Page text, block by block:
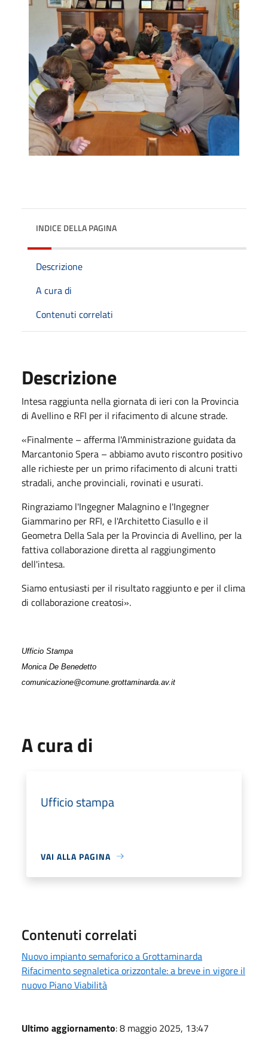
INDICE DELLA PAGINA
Descrizione
A cura di
Contenuti correlati
Descrizione
Intesa raggiunta nella giornata di ieri con la Provincia
di Avellino e RFI per il rifacimento di alcune strade.
«Finalmente – afferma l'Amministrazione guidata da
Marcantonio Spera – abbiamo avuto riscontro positivo
alle richieste per un primo rifacimento di alcuni tratti
stradali, anche provinciali, rovinati e usurati.
Ringraziamo l'Ingegner Malagnino e l'Ingegner
Giammarino per RFI, e l'Architetto Ciasullo e il
Geometra Della Sala per la Provincia di Avellino, per la
fattiva collaborazione diretta al raggiungimento
dell'intesa.
Siamo entusiasti per il risultato raggiunto e per il clima
di collaborazione creatosi».
Ufficio Stampa
Monica De Benedetto
comunicazione@comune.grottaminarda.av.it
A cura di
Ufficio stampa
VAI ALLA PAGINA
Contenuti correlati
Nuovo impianto semaforico a Grottaminarda
Rifacimento segnaletica orizzontale: a breve in vigore il
nuovo Piano Viabilità
Ultimo aggiornamento: 8 maggio 2025, 13:47